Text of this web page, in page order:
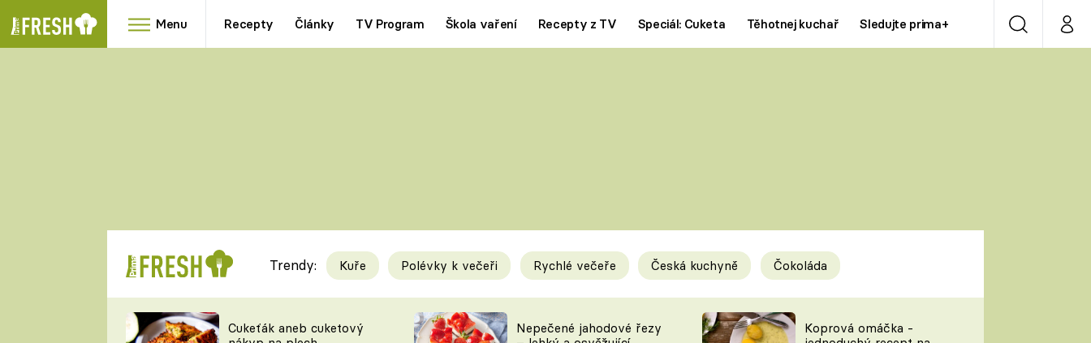
Menu Recepty Články TV Program Škola vaření Recepty z TV Speciál: Cuketa Těhotnej kuchař Sledujte prima+ VyhledáváníMůj
RYCHLOVKY
Videorecepty Tipy a triky Novinky
Prima LAJK
Trendy: Kuře Polévky k večeři Rychlé večeře Česká kuchyně Čokoláda
Cukeťák aneb cuketový
Nepečené jahodové řezy
Koprová omáčka -